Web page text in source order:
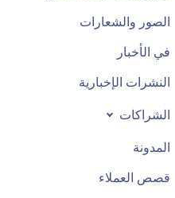
الصور والشعارات
في الأخبار
النشرات الإخبارية
الشراكات
المدونة
قصص العملاء